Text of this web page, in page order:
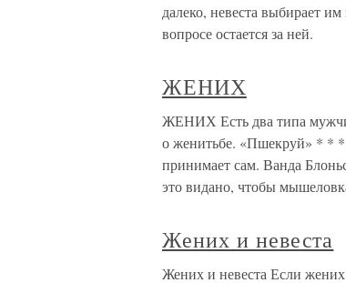
далеко, невеста выбирает
вопросе остается за ней.
ЖЕНИХ
ЖЕНИХ Есть два типа
о женитьбе. «Пшекруй» * *
принимает сам. Ванда
это видано, чтобы
Жених и невеста
Жених и невеста Если жених